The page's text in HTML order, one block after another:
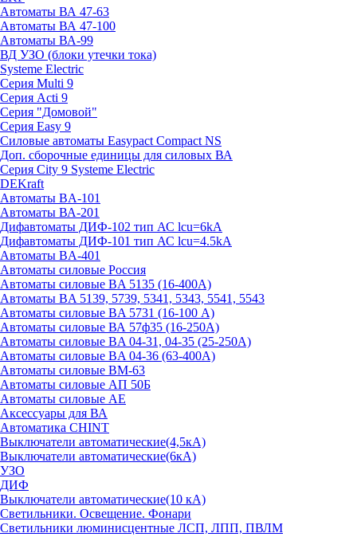
Автоматы ВА 47-63
Автоматы ВА 47-100
Автоматы ВА-99
ВД УЗО (блоки утечки тока)
Systeme Electric
Серия Multi 9
Серия Acti 9
Серия "Домовой"
Серия Easy 9
Силовые автоматы Easypact Compact NS
Доп. сборочные единицы для силовых ВА
Серия City 9 Systeme Electric
DEKraft
Автоматы BA-101
Автоматы ВА-201
Дифавтоматы ДИФ-102 тип АС lcu=6kA
Дифавтоматы ДИФ-101 тип АС lcu=4.5kA
Автоматы BA-401
Автоматы силовые Россия
Автоматы силовые BA 5135 (16-400А)
Автоматы BA 5139, 5739, 5341, 5343, 5541, 5543
Автоматы силовые BA 5731 (16-100 А)
Автоматы силовые ВА 57ф35 (16-250А)
Автоматы силовые BA 04-31, 04-35 (25-250А)
Автоматы силовые BA 04-36 (63-400А)
Автоматы силовые ВМ-63
Автоматы силовые АП 50Б
Автоматы силовые АЕ
Аксессуары для ВА
Автоматика CHINT
Выключатели автоматические(4,5кА)
Выключатели автоматические(6кА)
УЗО
ДИФ
Выключатели автоматические(10 кА)
Светильники. Освещение. Фонари
Светильники люминисцентные ЛСП, ЛПП, ПВЛМ